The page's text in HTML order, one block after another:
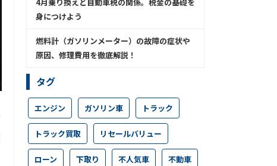
身につけよう
燃料計（ガソリンメーター）の故障の症状や
原因、修理費用を徹底解説！
タグ
エンジン ガソリン車 トラック
トラック買取 リセールバリュー
ローン 下取り 不人気車 不動車